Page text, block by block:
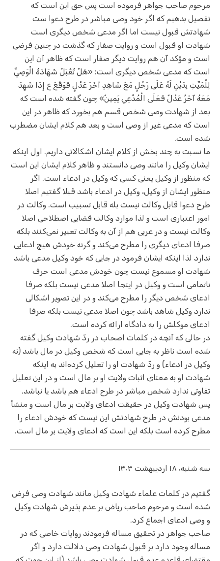
مرحوم صاحب جواهر فرموده است پس حق این است که
تفصیل بدهیم که اگر خود وصی مباشر در طرح دعوا ست
شهادتش قبول نیست اما اگر مدعی شخص دیگری است
شهادت او قبول است و روایت صفار که گذشت در چنین فرضی
است و مؤکد آن هم روایت دیگر صفار است که ظاهر آن این
است که مدعی شخص دیگری است: «هَلْ تُقْبَلُ شَهَادَةُ الْوَصِيِّ
لِلْمَيِّتِ بِدَيْنٍ لَهُ عَلَى رَجُلٍ مَعَ شَاهِدٍ آخَرَ عَدْلٍ فَوَقَّعَ ع إِذَا شَهِدَ
مَعَهُ آخَرُ عَدْلٌ فَعَلَى الْمُدَّعِي يَمِينٌ» چون گفته شده است که
بعد از شهادت وصی شخص قسم هم بخورد که ظاهر در این
است که مدعی غیر از وصی است و بعد هم کلام ایشان مضطرب
شده است.
ما نسبت به چند بخش از کلام ایشان اشکالاتی داریم. اول اینکه
ایشان وکیل را مانند وصی دانستند و ظاهر کلام ایشان این است
که منظور از وکیل یعنی کسی که وکیل در ادعاء است. اگر
منظور ایشان از وکیل،‌ وکیل در ادعاء باشد قبلا گفتیم اصلا
طرح دعوا قابل وکالت نیست بله قابل تسبیب است. وکالت در
امور اعتباری است و لذا موارد وکالت قضایی اصطلاحی اصلا
وکالت نیست و در عربی هم از آن به وکالت تعبیر نمی‌کنند بلکه
صرفا ادعای دیگری را مطرح می‌کند و گرنه خودش هیچ ادعایی
ندارد لذا اینکه ایشان فرمود در جایی که خود وکیل مدعی باشد
شهادت او مسموع نیست چون خودش مدعی است حرف
ناتمامی است و وکیل در اینجا اصلا مدعی نیست بلکه صرفا
ادعای شخص دیگر را مطرح می‌کند و در این تصویر اشکالی
ندارد وکیل شاهد باشد چون اصلا مدعی نیست بلکه صرفا
ادعای موکلش را به دادگاه ارائه کرده است.
در حالی که آنچه در کلمات اصحاب در ردّ شهادت وکیل گفته
شده است ناظر به جایی است که شخص وکیل در مال باشد (نه
وکیل در ادعاء) و ردّ شهادت او را تعلیل کرده‌اند به اینکه
شهادت او به معنای اثبات ولایت او بر مال است و در این تعلیل
تفاوتی ندارد شخص مباشر در طرح ادعاء هم باشد یا نباشد.
پس شهادت وکیل در حقیقت ادعای ولایت بر مال است و منشأ
مدعی بودنش در طرح شهادتش این نیست که خودش ادعاء‌ را
مطرح کرده است بلکه این است که ادعای ولایت بر مال است.
سه شنبه، ۱۸ اردیبهشت ۱۴۰۳
گفتیم در کلمات علماء شهادت وکیل مانند شهادت وصی فرض
شده است و مرحوم صاحب ریاض بر عدم پذیرش شهادت وکیل
و وصی ادعای اجماع کرد.
صاحب جواهر در تحقیق مساله فرمودند روایات خاصی که در
مساله وجود دارد بر قبول شهادت وصی دلالت دارد و اگر